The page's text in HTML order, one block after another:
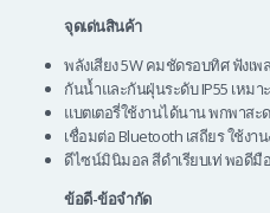
จุดเด่นสินค้า
พลังเสียง 5W คมชัดรอบทิศ ฟังเ
กันน้ำและกันฝุ่นระดับ IP55 เหมา
แบตเตอรี่ใช้งานได้นาน พกพาสะ
เชื่อมต่อ Bluetooth เสถียร ใช้ง
ดีไซน์มินิมอล สีดำเรียบเท่ พอดีมือ
ข้อดี-ข้อจำกัด